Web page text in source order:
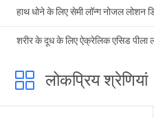
हाथ धोने के लिए सेमी लॉन्ग नोजल लोशन
शरीर के दूध के लिए ऐक्रेलिक एसिड
लोकप्रिय श्रेणियां